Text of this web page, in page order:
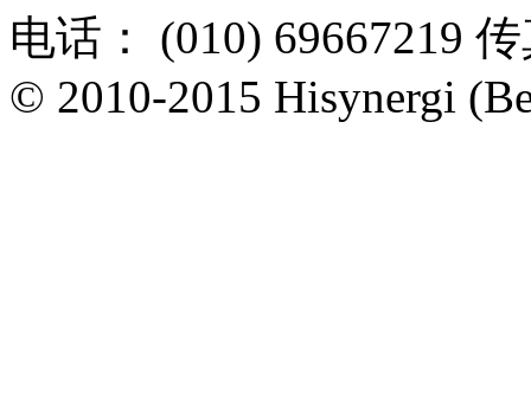
电话： (010) 69667219
© 2010-2015 Hisynergi